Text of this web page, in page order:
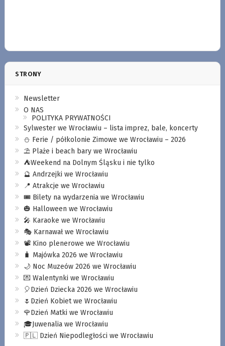
STRONY
Newsletter
O NAS
POLITYKA PRYWATNOŚCI
Sylwester we Wrocławiu – lista imprez, bale, koncerty
⛄️ Ferie / półkolonie Zimowe we Wrocławiu – 2026
⛱️ Plaże i beach bary we Wrocławiu
⛺️Weekend na Dolnym Śląsku i nie tylko
🔮 Andrzejki we Wrocławiu
📍 Atrakcje we Wrocławiu
🎟️ Bilety na wydarzenia we Wrocławiu
🎃 Halloween we Wrocławiu
🎤 Karaoke we Wrocławiu
🎭 Karnawał we Wrocławiu
📽️ Kino plenerowe we Wrocławiu
🧳 Majówka 2026 we Wrocławiu
🌙 Noc Muzeów 2026 we Wrocławiu
💌 Walentynki we Wrocławiu
🎈Dzień Dziecka 2026 we Wrocławiu
🌷Dzień Kobiet we Wrocławiu
🌹Dzień Matki we Wrocławiu
🎓Juwenalia we Wrocławiu
🇵🇱 Dzień Niepodległości we Wrocławiu